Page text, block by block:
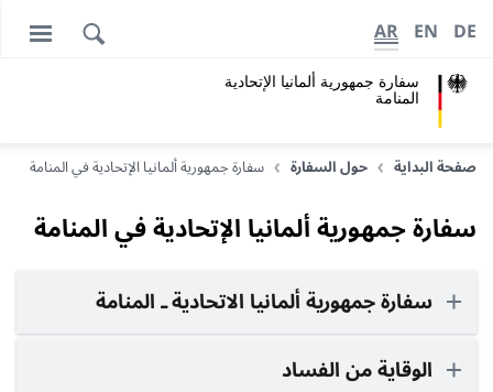
سفارة جمهورية ألمانيا الإتحادية
المنامة
DE
EN
AR
صفحة البداية حول السفارة سفارة جمهورية ألمانيا الإتحادية في المنامة
سفارة جمهورية ألمانيا الإتحادية في المنامة
سفارة جمهورية ألمانيا الاتحادية ـ المنامة
الوقاية من الفساد